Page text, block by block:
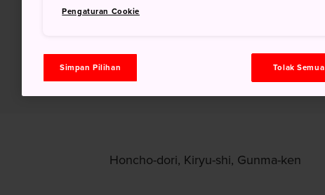
Honcho-dori, Kiryu-shi, Gunma-ken
Pengaturan Cookie
Simpan Pilihan Tolak Semua